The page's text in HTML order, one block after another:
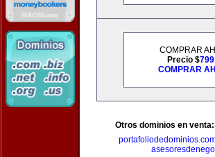
COMPRAR
Precio $
COMPRAR
Otros dominios en venta: